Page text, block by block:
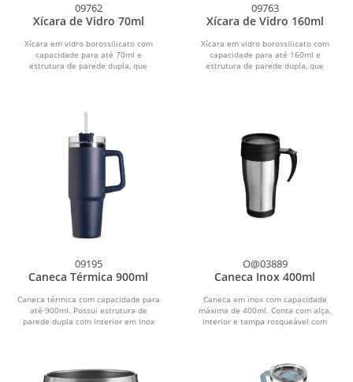
09762
Xícara de Vidro 70ml
Xícara em vidro borossilicato com
capacidade para até 70ml e
estrutura de parede dupla, que
09763
Xícara de Vidro 160ml
Xícara em vidro borossilicato com
capacidade para até 160ml e
estrutura de parede dupla, que
09195
Caneca Térmica 900ml
Caneca térmica com capacidade para
até 900ml. Possui estrutura de
parede dupla com interior em inox
O@03889
Caneca Inox 400ml
Caneca em inox com capacidade
máxima de 400ml. Conta com alça,
interior e tampa rosqueável com